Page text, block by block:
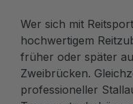
Wer sich mit
hochwertigem
früher oder später
Zweibrücken.
professioneller